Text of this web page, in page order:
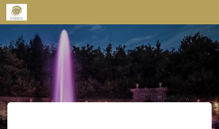
Skip to content